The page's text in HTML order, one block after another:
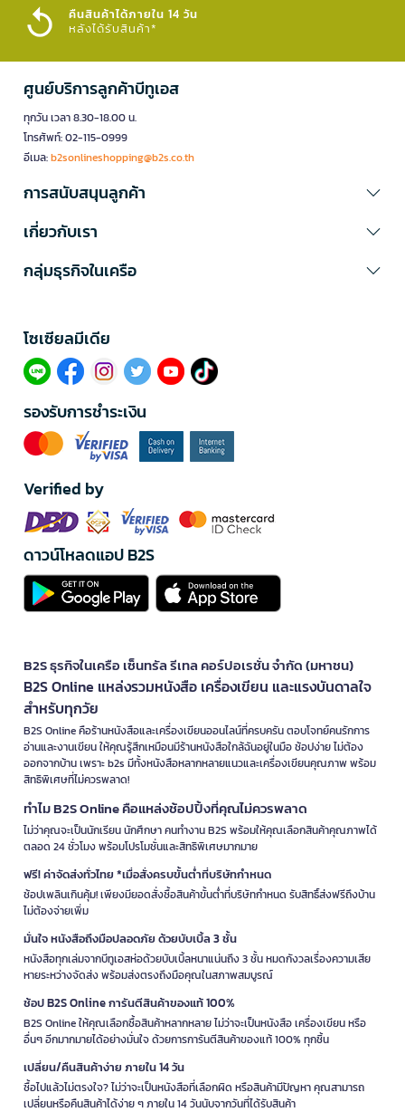
คืนสินค้าได้ภายใน 14 วัน
หลังได้รับสินค้า*
ศูนย์บริการลูกค้าบีทูเอส
ทุกวัน เวลา 8.30-18.00 น.
โทรศัพท์: 02-115-0999
อีเมล:b2sonlineshopping@b2s.co.th
การสนับสนุนลูกค้า
เกี่ยวกับเรา
กลุ่มธุรกิจในเครือ
โซเซียลมีเดีย​
รองรับการชำระเงิน
Verified by
ดาวน์โหลดแอป B2S
B2S ธุรกิจในเครือ เซ็นทรัล รีเทล คอร์ปอเรชั่น จำกัด (มหาชน)
B2S Online แหล่งรวมหนังสือ เครื่องเขียน และแรงบันดาลใจ
สำหรับทุกวัย
B2S Online คือร้านหนังสือและเครื่องเขียนออนไลน์ที่ครบครัน ตอบโจทย์คนรักการ
อ่านและงานเขียน ให้คุณรู้สึกเหมือนมีร้านหนังสือใกล้ฉันอยู่ในมือ ช้อปง่าย ไม่ต้อง
ออกจากบ้าน เพราะ b2s มีทั้งหนังสือหลากหลายแนวและเครื่องเขียนคุณภาพ พร้อม
สิทธิพิเศษที่ไม่ควรพลาด!
ทำไม B2S Online คือแหล่งช้อปปิ้งที่คุณไม่ควรพลาด
ไม่ว่าคุณจะเป็นนักเรียน นักศึกษา คนทำงาน B2S พร้อมให้คุณเลือกสินค้าคุณภาพได้
ตลอด 24 ชั่วโมง พร้อมโปรโมชั่นและสิทธิพิเศษมากมาย
ฟรี! ค่าจัดส่งทั่วไทย *เมื่อสั่งครบขั้นต่ำที่บริษัทกำหนด
ช้อปเพลินเกินคุ้ม! เพียงมียอดสั่งซื้อสินค้าขั้นต่ำที่บริษัทกำหนด รับสิทธิ์ส่งฟรีถึงบ้าน
ไม่ต้องจ่ายเพิ่ม
มั่นใจ หนังสือถึงมือปลอดภัย ด้วยบับเบิ้ล 3 ชั้น
หนังสือทุกเล่มจากบีทูเอสห่อด้วยบับเบิ้ลหนาแน่นถึง 3 ชั้น หมดกังวลเรื่องความเสีย
หายระหว่างจัดส่ง พร้อมส่งตรงถึงมือคุณในสภาพสมบูรณ์
ช้อป B2S Online การันตีสินค้าของแท้ 100%
B2S Online ให้คุณเลือกซื้อสินค้าหลากหลาย ไม่ว่าจะเป็นหนังสือ เครื่องเขียน หรือ
อื่นๆ อีกมากมายได้อย่างมั่นใจ ด้วยการการันตีสินค้าของแท้ 100% ทุกชิ้น
เปลี่ยน/คืนสินค้าง่าย ภายใน 14 วัน
ซื้อไปแล้วไม่ตรงใจ? ไม่ว่าจะเป็นหนังสือที่เลือกผิด หรือสินค้ามีปัญหา คุณสามารถ
เปลี่ยนหรือคืนสินค้าได้ง่าย ๆ ภายใน 14 วันนับจากวันที่ได้รับสินค้า